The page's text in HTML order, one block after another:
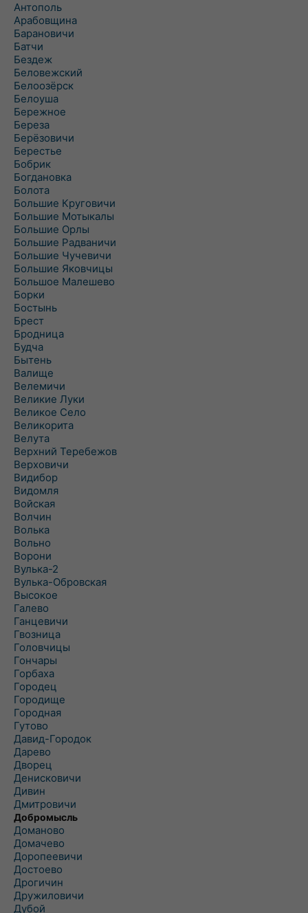
Антополь
Арабовщина
Барановичи
Батчи
Бездеж
Беловежский
Белоозёрск
Белоуша
Бережное
Береза
Берёзовичи
Берестье
Бобрик
Богдановка
Болота
Большие Круговичи
Большие Мотыкалы
Большие Орлы
Большие Радваничи
Большие Чучевичи
Большие Яковчицы
Большое Малешево
Борки
Бостынь
Брест
Бродница
Будча
Бытень
Валище
Велемичи
Великие Луки
Великое Село
Великорита
Велута
Верхний Теребежов
Верховичи
Видибор
Видомля
Войская
Волчин
Волька
Вольно
Ворони
Вулька-2
Вулька-Обровская
Высокое
Галево
Ганцевичи
Гвозница
Головчицы
Гончары
Горбаха
Городец
Городище
Городная
Гутово
Давид-Городок
Дарево
Дворец
Денисковичи
Дивин
Дмитровичи
Добромысль
Доманово
Домачево
Доропеевичи
Достоево
Дрогичин
Дружиловичи
Дубой